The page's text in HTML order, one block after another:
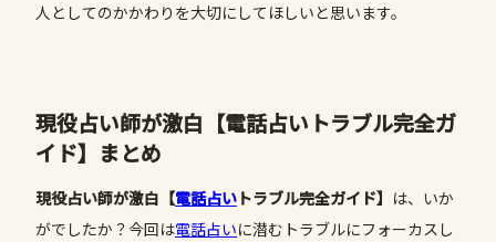
人としてのかかわりを大切にしてほしいと思います。
現役占い師が激白【電話占いトラブル完全ガ
イド】まとめ
現役占い師が激白【電話占い トラブル完全ガイド】 は、いか
がでしたか？今回は電話占いに潜むトラブルにフォーカスし